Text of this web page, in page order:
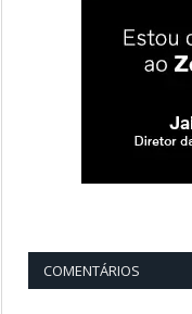
COMENTÁRIOS